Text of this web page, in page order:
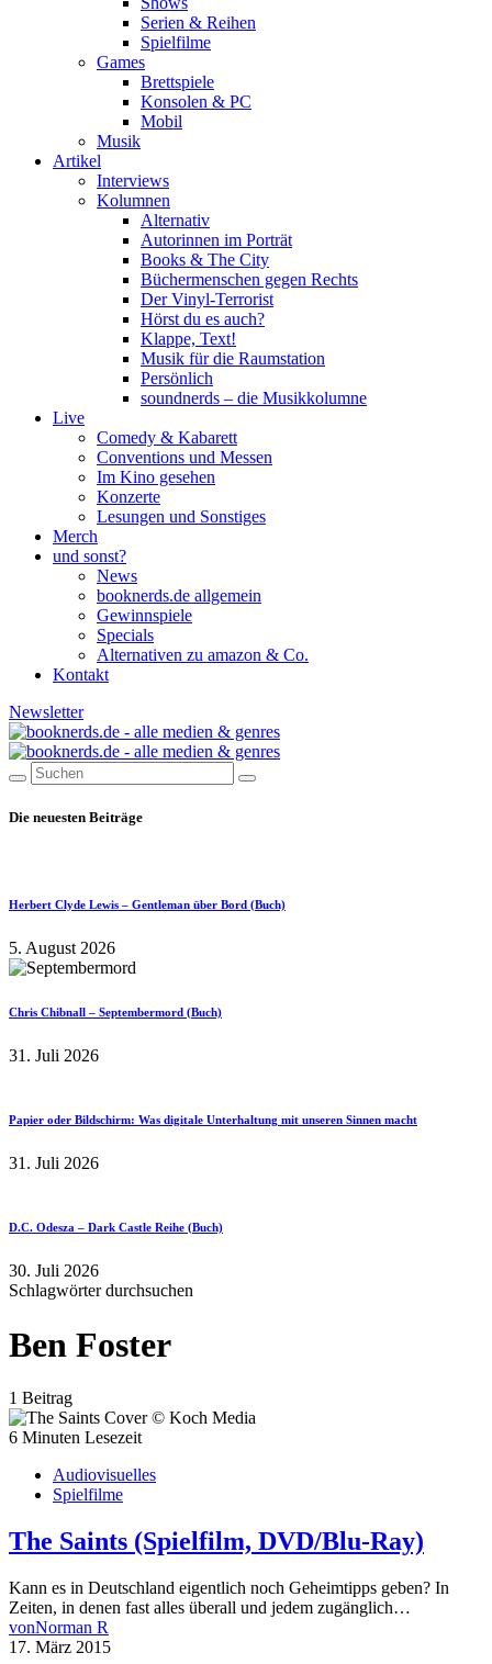
Serien & Reihen
Spielfilme
Games
Brettspiele
Konsolen & PC
Mobil
Musik
Artikel
Interviews
Kolumnen
Alternativ
Autorinnen im Porträt
Books & The City
Büchermenschen gegen Rechts
Der Vinyl-Terrorist
Hörst du es auch?
Klappe, Text!
Musik für die Raumstation
Persönlich
soundnerds – die Musikkolumne
Live
Comedy & Kabarett
Conventions und Messen
Im Kino gesehen
Konzerte
Lesungen und Sonstiges
Merch
und sonst?
News
booknerds.de allgemein
Gewinnspiele
Specials
Alternativen zu amazon & Co.
Kontakt
Newsletter
Die neuesten Beiträge
Herbert Clyde Lewis – Gentleman über Bord (Buch)
5. August 2026
Chris Chibnall – Septembermord (Buch)
31. Juli 2026
Papier oder Bildschirm: Was digitale Unterhaltung mit unseren Sinnen macht
31. Juli 2026
D.C. Odesza – Dark Castle Reihe (Buch)
30. Juli 2026
Schlagwörter durchsuchen
Ben Foster
1 Beitrag
6 Minuten Lesezeit
Audiovisuelles
Spielfilme
The Saints (Spielfilm, DVD/Blu-Ray)
Kann es in Deutschland eigentlich noch Geheimtipps geben? In
Zeiten, in denen fast alles überall und jedem zugänglich…
vonNorman R
17. März 2015